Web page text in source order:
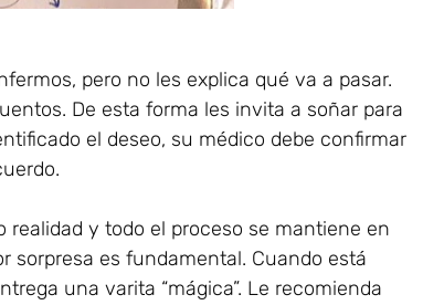
pero no les explica qué va a pasar.
De esta forma les invita a soñar para
el deseo, su médico debe confirmar
realidad y todo el proceso se mantiene en
sorpresa es fundamental. Cuando está
una varita “mágica”. Le recomienda